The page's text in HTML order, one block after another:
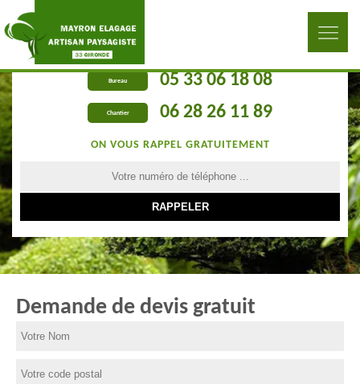
Bureau 05 33 06 18 08
Chantier 06 28 26 11 89
ON VOUS RAPPEL GRATUITEMENT
Demande de devis gratuit